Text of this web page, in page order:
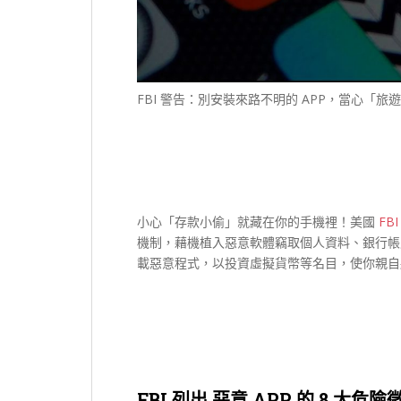
FBI 警告：別安裝來路不明的 APP，當心「旅
小心「存款小偷」就藏在你的手機裡！美國
機制，藉機植入惡意軟體竊取個人資料、銀行
載惡意程式，以投資虛擬貨幣等名目，使你親